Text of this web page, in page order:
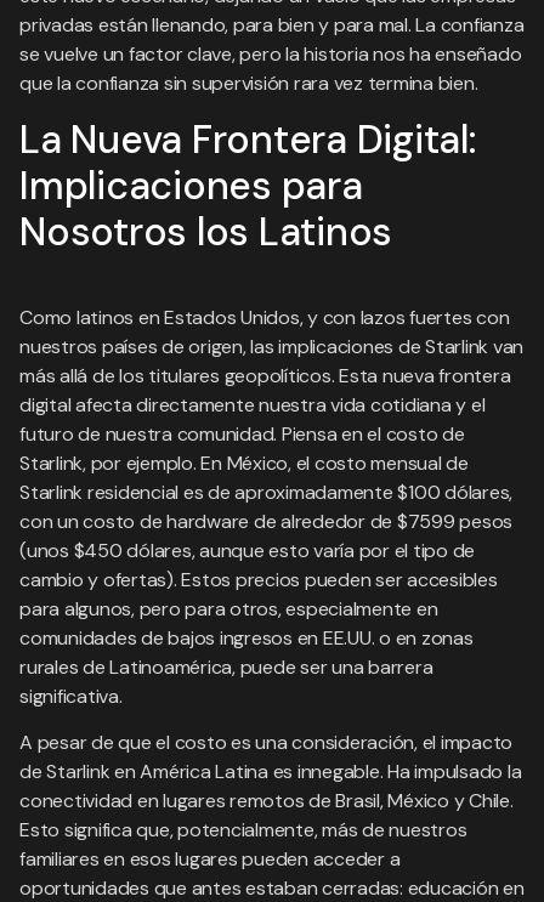
privadas están llenando, para bien y para mal. La confianza
se vuelve un factor clave, pero la historia nos ha enseñado
que la confianza sin supervisión rara vez termina bien.
La Nueva Frontera Digital:
Implicaciones para
Nosotros los Latinos
Como latinos en Estados Unidos, y con lazos fuertes con
nuestros países de origen, las implicaciones de Starlink van
más allá de los titulares geopolíticos. Esta nueva frontera
digital afecta directamente nuestra vida cotidiana y el
futuro de nuestra comunidad. Piensa en el costo de
Starlink, por ejemplo. En México, el costo mensual de
Starlink residencial es de aproximadamente $100 dólares,
con un costo de hardware de alrededor de $7599 pesos
(unos $450 dólares, aunque esto varía por el tipo de
cambio y ofertas). Estos precios pueden ser accesibles
para algunos, pero para otros, especialmente en
comunidades de bajos ingresos en EE.UU. o en zonas
rurales de Latinoamérica, puede ser una barrera
significativa.
A pesar de que el costo es una consideración, el impacto
de Starlink en América Latina es innegable. Ha impulsado la
conectividad en lugares remotos de Brasil, México y Chile.
Esto significa que, potencialmente, más de nuestros
familiares en esos lugares pueden acceder a
oportunidades que antes estaban cerradas: educación en